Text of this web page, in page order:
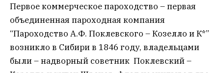
Первое коммерческое пароходство – первая
объединенная пароходная компания
“Пароходство А.Ф. Поклевского – Козелло и К*”
возникло в Сибири в 1846 году, владельцами
были – надворный советник Поклевский –